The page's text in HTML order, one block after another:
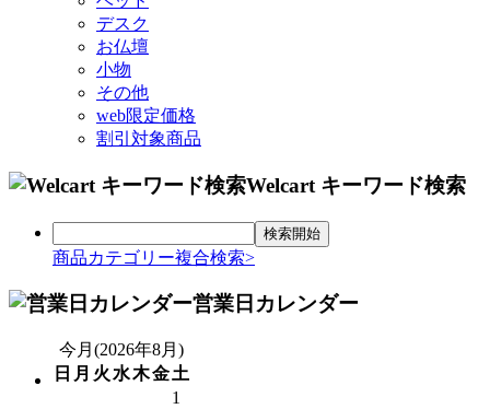
デスク
お仏壇
小物
その他
web限定価格
割引対象商品
Welcart キーワード検索
商品カテゴリー複合検索>
営業日カレンダー
今月(2026年8月)
日 月 火 水木金土
1